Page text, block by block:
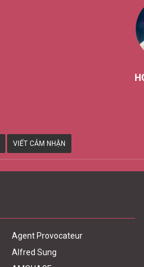
VIẾT CẢM NHẬN
Agent Provocateur
Alfred Sung